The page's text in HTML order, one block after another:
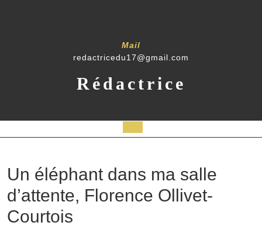
Mail
redactricedu17@gmail.com
Rédactrice
Button
Un éléphant dans ma salle
d’attente, Florence Ollivet-
Courtois